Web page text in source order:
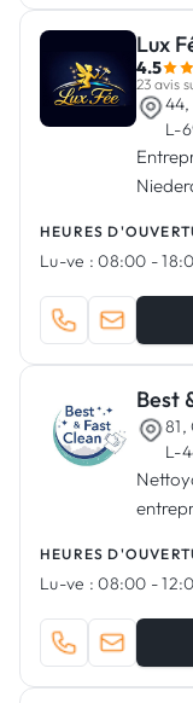
Lux
4.5
23 avis
L-
HEURES
Lu-ve : 08:00 -
Best
81,
L-
HEURES
Lu-ve : 08:00 -